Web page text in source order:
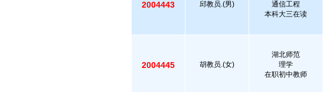
2004443 邱教员.(男)
通信工程
本科大三在读
2004445 胡教员.(女)
湖北师范
理学
在职初中教师